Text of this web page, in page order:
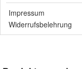
Impressum
Widerrufsbelehrung